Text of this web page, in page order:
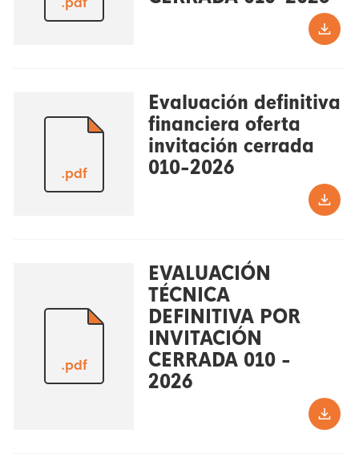
.pdf
Evaluación definitiva
financiera oferta
invitación cerrada
010-2026
.pdf
EVALUACIÓN
TÉCNICA
DEFINITIVA POR
INVITACIÓN
CERRADA 010 -
2026